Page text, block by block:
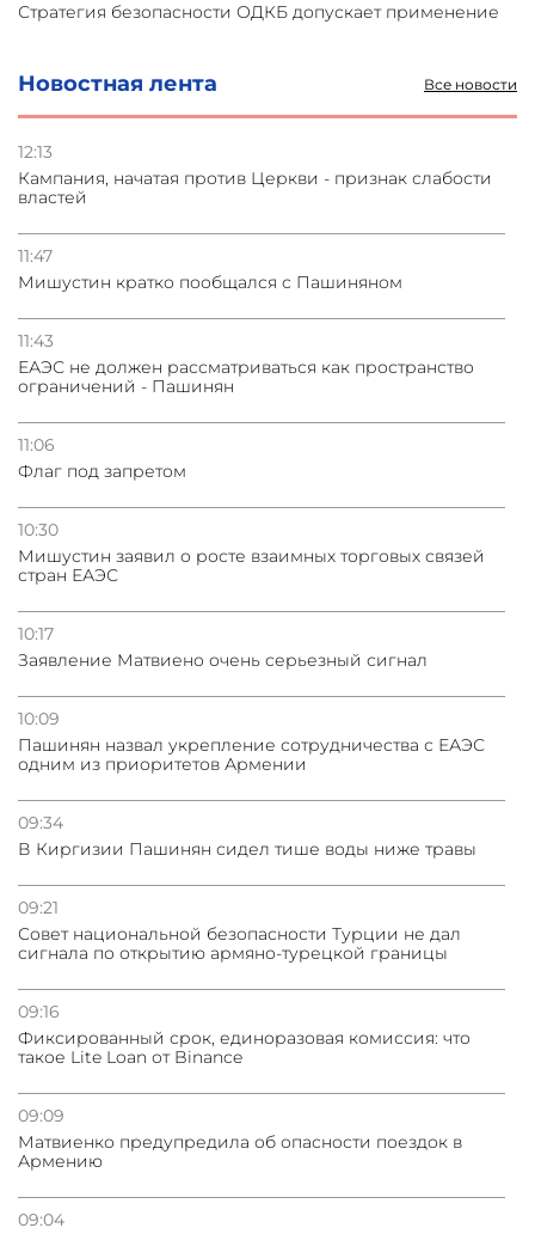
Новостная лента Все новости
12:13
Кампания, начатая против Церкви - признак слабости
властей
11:47
Мишустин кратко пообщался с Пашиняном
11:43
ЕАЭС не должен рассматриваться как пространство
ограничений - Пашинян
11:06
Флаг под запретом
10:30
Мишустин заявил о росте взаимных торговых связей
стран ЕАЭС
10:17
Заявление Матвиено очень серьезный сигнал
10:09
Пашинян назвал укрепление сотрудничества с ЕАЭС
одним из приоритетов Армении
09:34
В Киргизии Пашинян сидел тише воды ниже травы
09:21
Совет национальной безопасности Турции не дал
сигнала по открытию армяно-турецкой границы
09:16
Фиксированный срок, единоразовая комиссия: что
такое Lite Loan от Binance
09:09
Матвиенко предупредила об опасности поездок в
Армению
09:04
Стратегия безопасности ОДКБ допускает применение
03.08.2026
Нассим Талеб отказался выступить с лекцией в
31.07.2026
Грузия развивается несмотря на внешние шоки и
вызовы – минэкономики Грузии